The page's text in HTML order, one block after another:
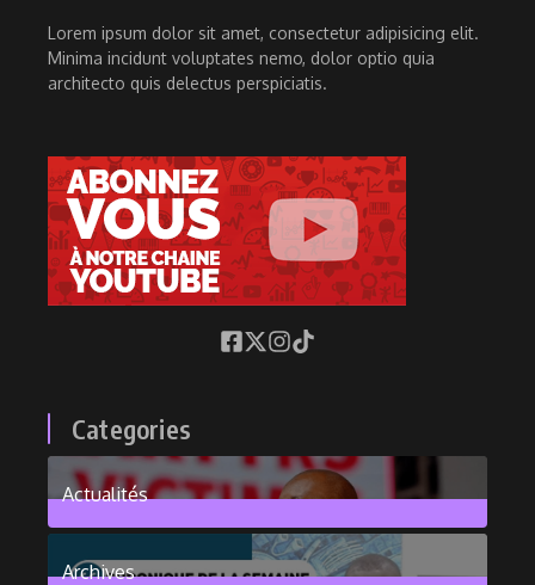
Lorem ipsum dolor sit amet, consectetur adipisicing elit.
Minima incidunt voluptates nemo, dolor optio quia
architecto quis delectus perspiciatis.
Categories
Actualités
376Posts
Archives